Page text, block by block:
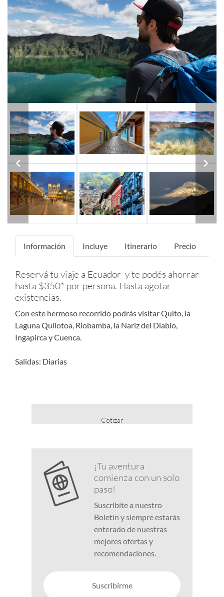
Previous Next
Información Incluye Itinerario Precio
Reservá tu viaje a Ecuador y te podés ahorrar
hasta $350* por persona. Hasta agotar
existencias.
Con este hermoso recorrido podrás visitar Quito, la
Laguna Quilotoa, Riobamba, la Nariz del Diablo,
Ingapirca y Cuenca.
Salidas: Diarias
Cotizar
¡Tu aventura
comienza con un solo
paso!
Suscribíte a nuestro
Boletín y siempre estarás
enterado de nuestras
mejores ofertas y
recomendaciones.
Suscribirme